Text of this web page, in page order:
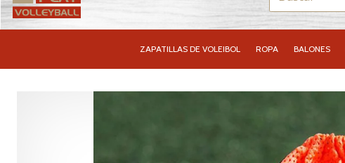
ZAPATILLAS DE VOLEIBOL ROPA BALONES